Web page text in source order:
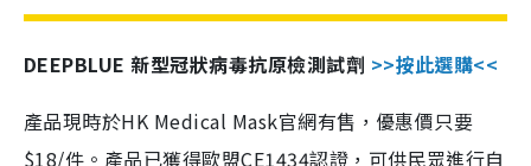
DEEPBLUE 新型冠狀病毒抗原檢測試劑 >>按此選購<<
產品現時於HK Medical Mask官網有售，優惠價只要
$18/件。產品已獲得歐盟CE1434認證，可供民眾進行自